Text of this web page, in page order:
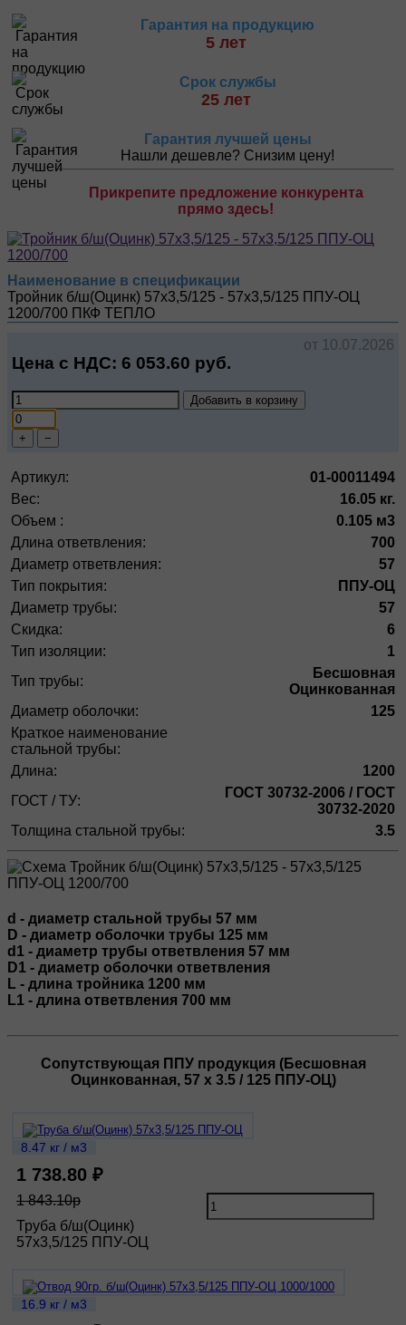
Гарантия на продукцию
5 лет
Срок службы
25 лет
Гарантия лучшей цены
Нашли дешевле? Снизим цену!
Прикрепите предложение конкурента
прямо здесь!
Наименование в спецификации
Тройник б/ш(Оцинк) 57х3,5/125 - 57х3,5/125 ППУ-ОЦ
1200/700 ПКФ ТЕПЛО
от 10.07.2026
Цена с НДС: 6 053.60 руб.
Добавить в корзину
+ −
Артикул:
01-00011494
Вес:
16.05 кг.
Объем :
0.105 м3
Длина ответвления:
700
Диаметр ответвления:
57
Тип покрытия:
ППУ-ОЦ
Диаметр трубы:
57
Скидка:
6
Тип изоляции:
1
Тип трубы:
Бесшовная
Оцинкованная
Диаметр оболочки:
125
Краткое наименование
стальной трубы:
Длина:
1200
ГОСТ / ТУ:
ГОСТ 30732-2006 / ГОСТ
30732-2020
Толщина стальной трубы:
3.5
d - диаметр стальной трубы 57 мм
D - диаметр оболочки трубы 125 мм
d1 - диаметр трубы ответвления 57 мм
D1 - диаметр оболочки ответвления
L - длина тройника 1200 мм
L1 - длина ответвления 700 мм
Сопутствующая ППУ продукция (Бесшовная
Оцинкованная, 57 х 3.5 / 125 ППУ-ОЦ)
8.47 кг / м3
1 738.80 ₽
1 843.10р
Труба б/ш(Оцинк)
57х3,5/125 ППУ-ОЦ
16.9 кг / м3